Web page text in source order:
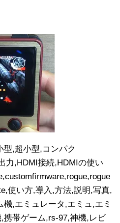
型,超小型,コンパク
力,HDMI接続,HDMIの使い
使い方,導入,方法,説明,写真,
,エミュレータ,エミュ,エミ
携帯ゲーム,rs-97,神機,レビ